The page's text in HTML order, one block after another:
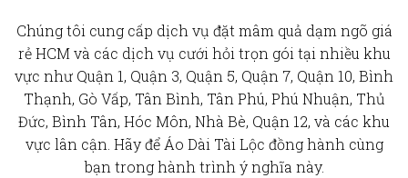
Chúng tôi cung cấp dịch vụ đặt mâm quả dạm ngõ giá
rẻ HCMvà các dịch vụ cưới hỏi trọn gói tại nhiều khu
vực như Quận 1, Quận 3, Quận 5, Quận 7, Quận 10, Bình
Thạnh, Gò Vấp, Tân Bình, Tân Phú, Phú Nhuận, Thủ
Đức, Bình Tân, Hóc Môn, Nhà Bè, Quận 12, và các khu
vực lân cận. Hãy để Áo Dài Tài Lộc đồng hành cùng
bạn trong hành trình ý nghĩa này.